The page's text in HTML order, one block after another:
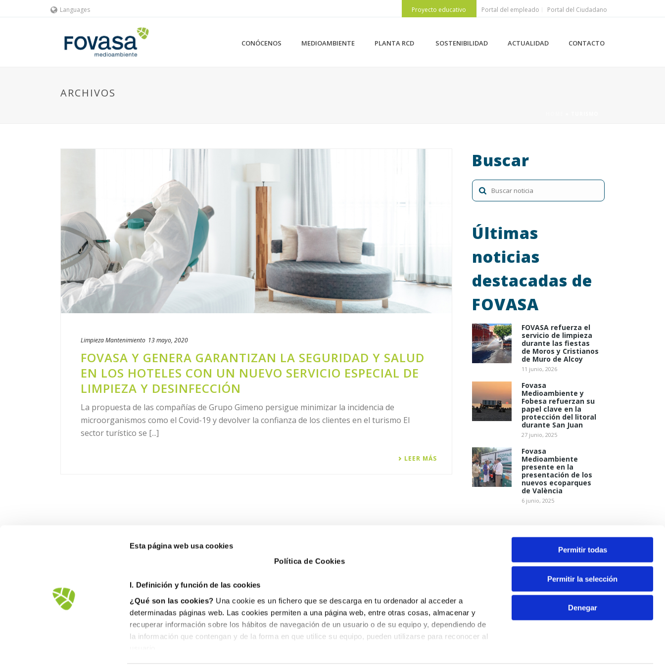
Esta página web usa cookies
Política de Cookies
I. Definición y función de las cookies
¿Qué son las cookies? Una cookie es un fichero que se descarga en tu ordenador al acceder a
determinadas páginas web. Las cookies permiten a una página web, entre otras cosas, almacenar y
recuperar información sobre los hábitos de navegación de un usuario o de su equipo y, dependiendo de
la información que contengan y de la forma en que utilice su equipo, pueden utilizarse para reconocer al
Permitir todas
Permitir la selección
Denegar
Languages Proyecto educativo Portal del empleado Portal del Ciudadano
CONÓCENOS MEDIOAMBIENTE PLANTA RCD SOSTENIBILIDAD ACTUALIDAD CONTACTO
ARCHIVOS
LimpiezaMantenimiento 13 mayo, 2020
FOVASA Y GENERA GARANTIZAN LA SEGURIDAD Y SALUD
EN LOS HOTELES CON UN NUEVO SERVICIO ESPECIAL DE
LIMPIEZA Y DESINFECCIÓN
La propuesta de las compañías de Grupo Gimeno persigue minimizar la incidencia de
microorganismos como el Covid-19 y devolver la confianza de los clientes en el turismo El
sector turístico se [...]
LEER MÁS
Buscar
Últimas
noticias
destacadas de
FOVASA
FOVASA refuerza el
servicio de limpieza
durante las fiestas
de Moros y Cristianos
de Muro de Alcoy
11 junio, 2026
Fovasa
Medioambiente y
Fobesa refuerzan su
papel clave en la
protección del litoral
durante San Juan
27 junio, 2025
Fovasa
Medioambiente
presente en la
presentación de los
nuevos ecoparques
de València
6 junio, 2025
Avd.Comarques Pais Valencià, 39